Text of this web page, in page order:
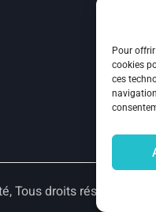
Pour
cookies
ces
, Tous droits réservés.